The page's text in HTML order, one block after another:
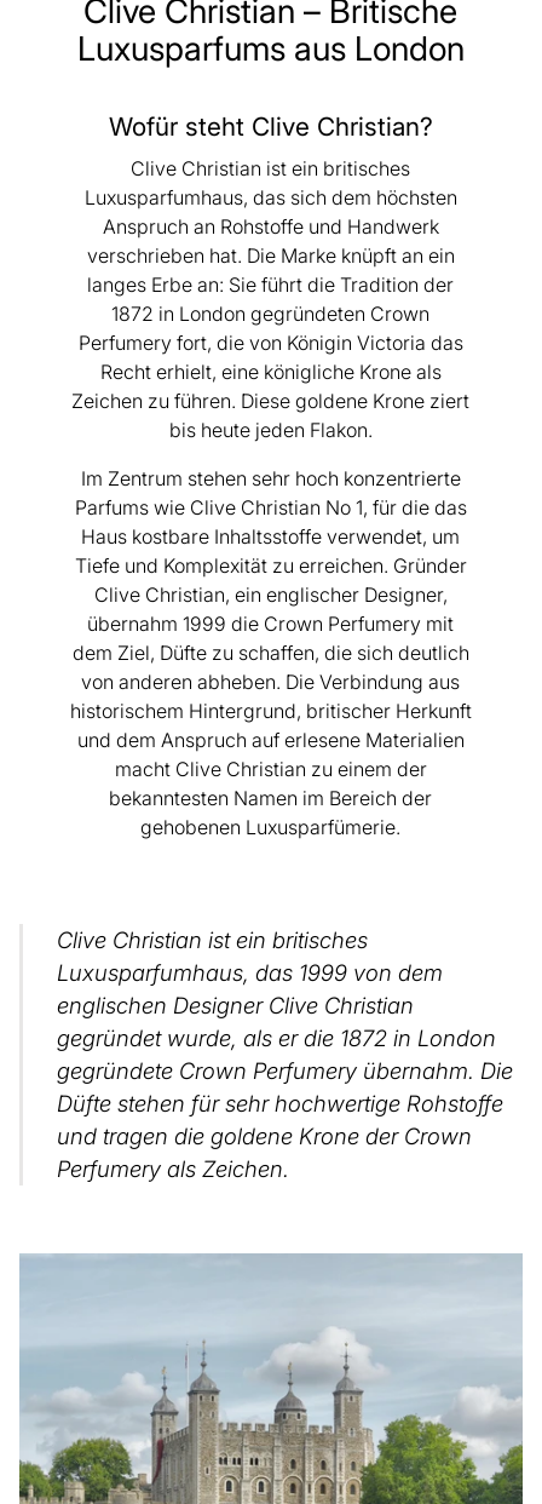
Clive Christian – Britische
Luxusparfums aus London
Wofür steht Clive Christian?
Clive Christian ist ein britisches
Luxusparfumhaus, das sich dem höchsten
Anspruch an Rohstoffe und Handwerk
verschrieben hat. Die Marke knüpft an ein
langes Erbe an: Sie führt die Tradition der
1872 in London gegründeten Crown
Perfumery fort, die von Königin Victoria das
Recht erhielt, eine königliche Krone als
Zeichen zu führen. Diese goldene Krone ziert
bis heute jeden Flakon.
Im Zentrum stehen sehr hoch konzentrierte
Parfums wie Clive Christian No 1, für die das
Haus kostbare Inhaltsstoffe verwendet, um
Tiefe und Komplexität zu erreichen. Gründer
Clive Christian, ein englischer Designer,
übernahm 1999 die Crown Perfumery mit
dem Ziel, Düfte zu schaffen, die sich deutlich
von anderen abheben. Die Verbindung aus
historischem Hintergrund, britischer Herkunft
und dem Anspruch auf erlesene Materialien
macht Clive Christian zu einem der
bekanntesten Namen im Bereich der
gehobenen Luxusparfümerie.
Clive Christian ist ein britisches
Luxusparfumhaus, das 1999 von dem
englischen Designer Clive Christian
gegründet wurde, als er die 1872 in London
gegründete Crown Perfumery übernahm. Die
Düfte stehen für sehr hochwertige Rohstoffe
und tragen die goldene Krone der Crown
Perfumery als Zeichen.